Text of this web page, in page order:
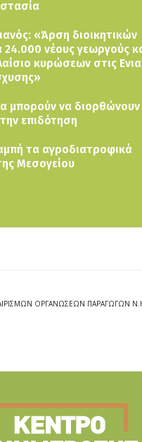
«Άρση διοικητικών
24.000 νέους γεωργούς
κυρώσεων στις
μπορούν να
επιδότηση
τα αγροδιατροφικά
Μεσογείου
ΟΡΓΑΝΩΣΕΩΝ ΠΑΡΑΓΩΓΩΝ